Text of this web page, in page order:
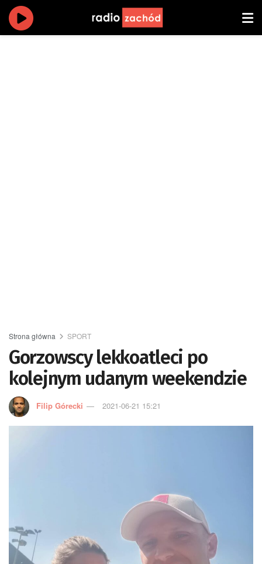
Strona główna SPORT
Gorzowscy lekkoatleci po
kolejnym udanym weekendzie
Filip Górecki 2021-06-21 15:21